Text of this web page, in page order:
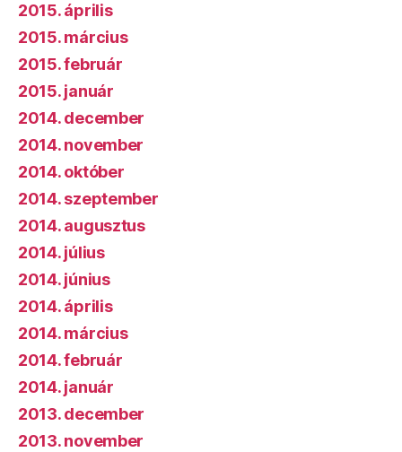
2015. április
2015. március
2015. február
2015. január
2014. december
2014. november
2014. október
2014. szeptember
2014. augusztus
2014. július
2014. június
2014. április
2014. március
2014. február
2014. január
2013. december
2013. november